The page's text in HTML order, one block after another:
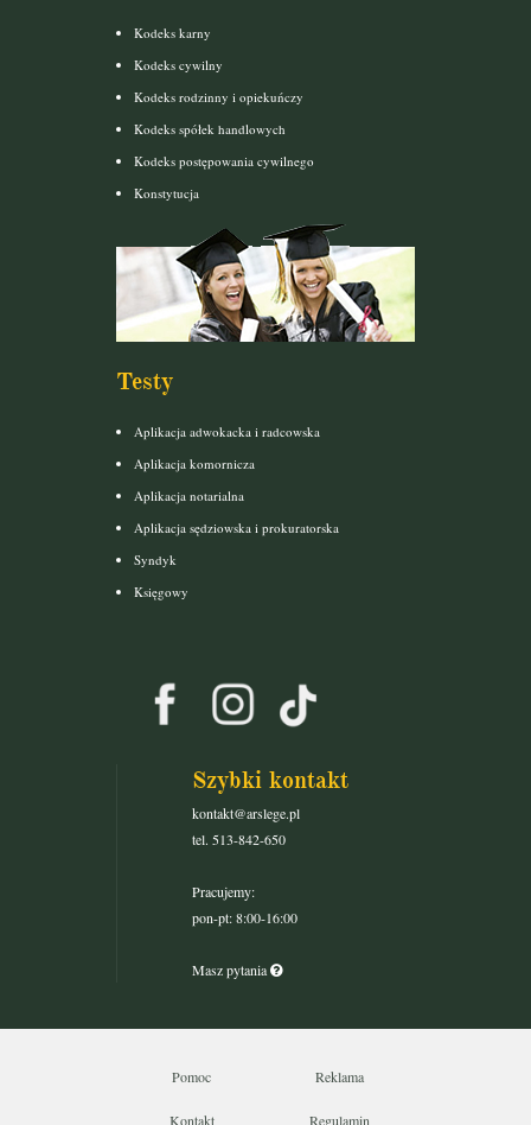
Kodeks karny
Kodeks cywilny
Kodeks rodzinny i opiekuńczy
Kodeks spółek handlowych
Kodeks postępowania cywilnego
Konstytucja
Testy
Aplikacja adwokacka i radcowska
Aplikacja komornicza
Aplikacja notarialna
Aplikacja sędziowska i prokuratorska
Syndyk
Księgowy
Szybki kontakt
kontakt@arslege.pl
tel. 513-842-650
Pracujemy:
pon-pt: 8:00-16:00
Masz pytania
Pomoc Reklama
Kontakt Regulamin